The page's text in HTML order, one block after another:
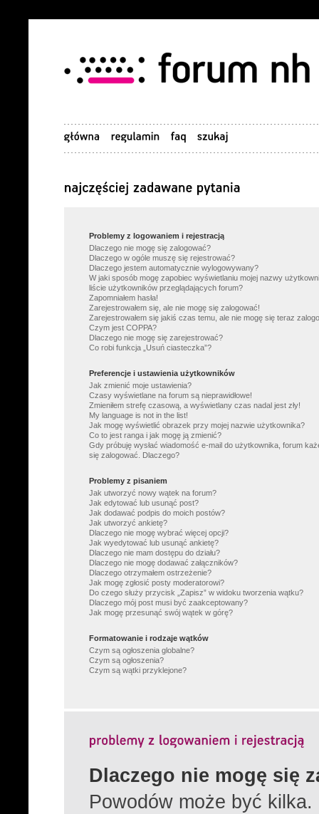
Problemy z logowaniem i rejestracją
Dlaczego nie mogę się zalogować?
Dlaczego w ogóle muszę się rejestrować?
Dlaczego jestem automatycznie wylogowywany?
W jaki sposób mogę zapobiec wyświetlaniu mojej nazwy
liście użytkowników przeglądających forum?
Zapomniałem hasła!
Zarejestrowałem się, ale nie mogę się zalogować!
Zarejestrowałem się jakiś czas temu, ale nie mogę się teraz
Czym jest COPPA?
Dlaczego nie mogę się zarejestrować?
Co robi funkcja „Usuń ciasteczka”?
Preferencje i ustawienia użytkowników
Jak zmienić moje ustawienia?
Czasy wyświetlane na forum są nieprawidłowe!
Zmieniłem strefę czasową, a wyświetlany czas nadal jest zły!
My language is not in the list!
Jak mogę wyświetlić obrazek przy mojej nazwie użytkownika?
Co to jest ranga i jak mogę ją zmienić?
Gdy próbuję wysłać wiadomość e-mail do użytkownika, forum
się zalogować. Dlaczego?
Problemy z pisaniem
Jak utworzyć nowy wątek na forum?
Jak edytować lub usunąć post?
Jak dodawać podpis do moich postów?
Jak utworzyć ankietę?
Dlaczego nie mogę wybrać więcej opcji?
Jak wyedytować lub usunąć ankietę?
Dlaczego nie mam dostępu do działu?
Dlaczego nie mogę dodawać załączników?
Dlaczego otrzymałem ostrzeżenie?
Jak mogę zgłosić posty moderatorowi?
Do czego służy przycisk „Zapisz” w widoku tworzenia wątku?
Dlaczego mój post musi być zaakceptowany?
Jak mogę przesunąć swój wątek w górę?
Formatowanie i rodzaje wątków
Czym są ogłoszenia globalne?
Czym są ogłoszenia?
Czym są wątki przyklejone?
Dlaczego nie mogę się
Powodów może być